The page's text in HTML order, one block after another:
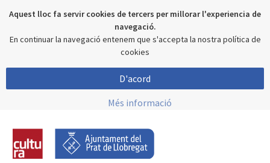
Aquest lloc fa servir cookies de tercers per millorar l'experiencia de
navegació.
En continuar la navegació entenem que s'accepta la nostra política de
cookies
D'acord
Més informació